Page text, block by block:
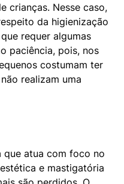
crianças. Nesse caso,
da higienização
requer algumas
paciência, pois, nos
costumam ter
realizam uma
que atua com foco no
e mastigatória